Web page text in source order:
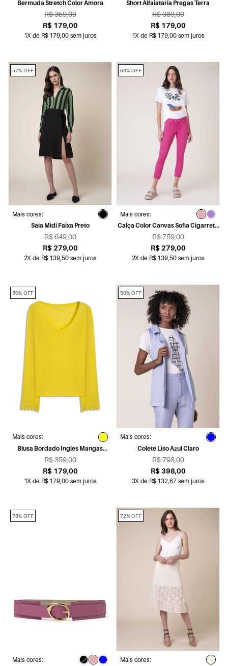
Bermuda Stretch Color Amora
R$ 359,00
R$ 179,00
1X de R$ 179,00 sem juros
Short Alfaiataria Pregas Terra
R$ 389,00
R$ 179,00
1X de R$ 179,00 sem juros
Mais cores:
Saia Midi Faixa Preto
R$ 649,00
R$ 279,00
2X de R$ 139,50 sem juros
57% OFF
Mais cores:
Calça Color Canvas Sofia Cigarrete
Pink
R$ 759,00
R$ 279,00
2X de R$ 139,50 sem juros
63% OFF
Mais cores:
Blusa Bordado Ingles Mangas
Amarelo
R$ 359,00
R$ 179,00
1X de R$ 179,00 sem juros
50% OFF
Mais cores:
Colete Liso Azul Claro
R$ 798,00
R$ 398,00
3X de R$ 132,67 sem juros
50% OFF
Mais cores:
78% OFF
Mais cores:
72% OFF